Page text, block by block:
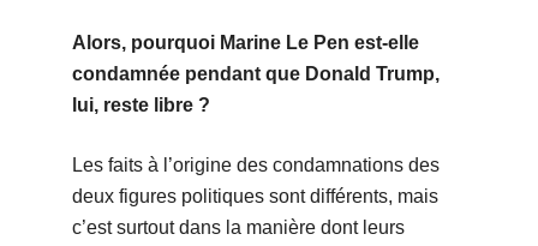
Alors, pourquoi Marine Le Pen est-elle
condamnée pendant que Donald Trump,
lui, reste libre ?
Les faits à l’origine des condamnations des
deux figures politiques sont différents, mais
c’est surtout dans la manière dont leurs